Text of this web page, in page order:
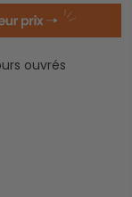
ouvrés